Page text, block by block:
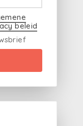
beleid